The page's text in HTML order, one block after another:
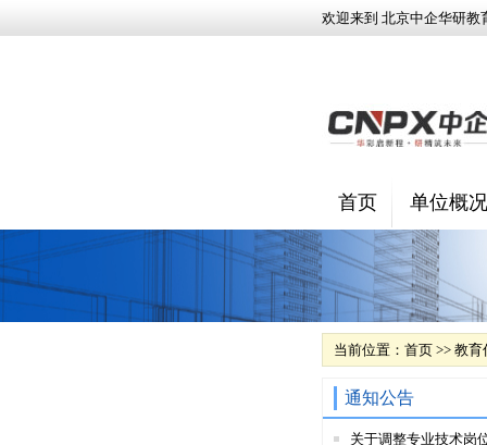
欢迎来到 北京中企华研教
首页 单位概况
当前位置： 首页 >> 教育
通知公告
关于调整专业技术岗